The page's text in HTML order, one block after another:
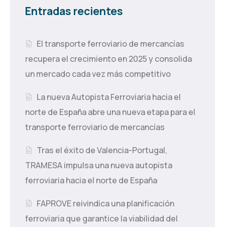
Entradas recientes
El transporte ferroviario de mercancías
recupera el crecimiento en 2025 y consolida
un mercado cada vez más competitivo
La nueva Autopista Ferroviaria hacia el
norte de España abre una nueva etapa para el
transporte ferroviario de mercancías
Tras el éxito de Valencia-Portugal,
TRAMESA impulsa una nueva autopista
ferroviaria hacia el norte de España
FAPROVE reivindica una planificación
ferroviaria que garantice la viabilidad del